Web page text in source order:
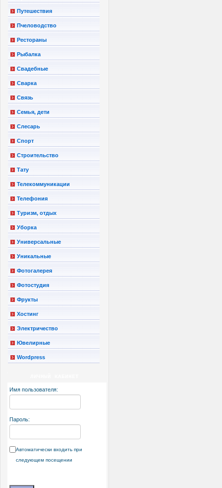
Путешествия
Пчеловодство
Рестораны
Рыбалка
Свадебные
Сварка
Связь
Семья, дети
Слесарь
Спорт
Строительство
Тату
Телекоммуникации
Телефония
Туризм, отдых
Уборка
Универсальные
Уникальные
Фотогалерея
Фотостудия
Фрукты
Хостинг
Электричество
Ювелирные
Wordpress
Имя пользователя:
Пароль:
Автоматически входить при
следующем посещении